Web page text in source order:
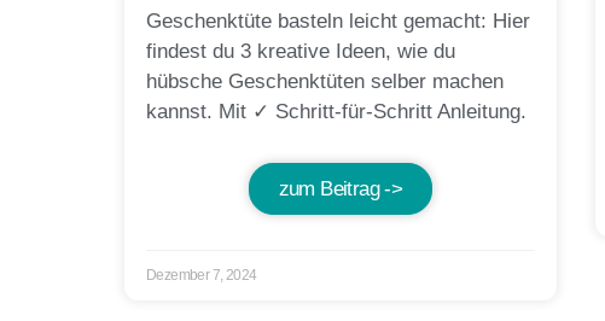
Geschenktüte basteln leicht gemacht: Hier
findest du 3 kreative Ideen, wie du
hübsche Geschenktüten selber machen
kannst. Mit ✓ Schritt-für-Schritt Anleitung.
zum Beitrag ->
Dezember 7, 2024